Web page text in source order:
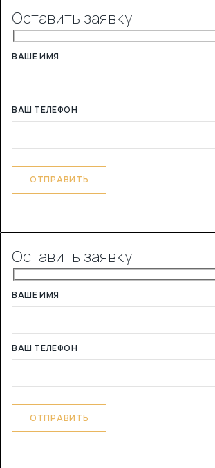
Оставить заявку
ВАШЕ ИМЯ
ВАШ ТЕЛЕФОН
Оставить заявку
ВАШЕ ИМЯ
ВАШ ТЕЛЕФОН